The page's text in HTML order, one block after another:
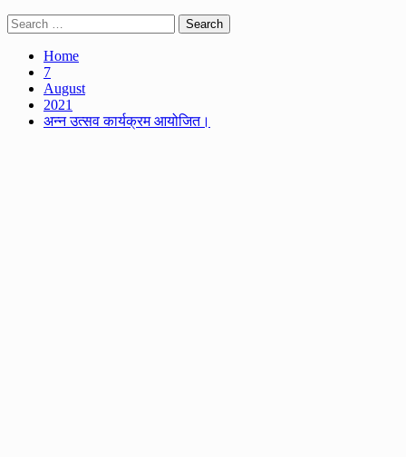
Search
for:
Home
7
August
2021
अन्न उत्सव कार्यक्रम आयोजित।